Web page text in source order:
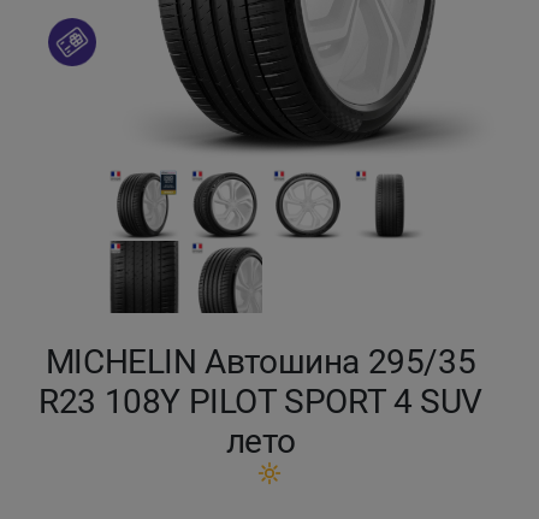
MICHELIN Автошина 295/35
R23 108Y PILOT SPORT 4 SUV
лето
Кокшетау
Кызылорда
Петропавловск
Семей
Талдыкорган